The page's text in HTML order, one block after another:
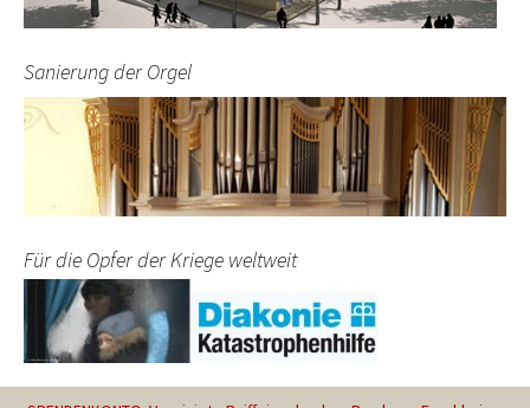
Sanierung der Orgel
Für die Opfer der Kriege weltweit